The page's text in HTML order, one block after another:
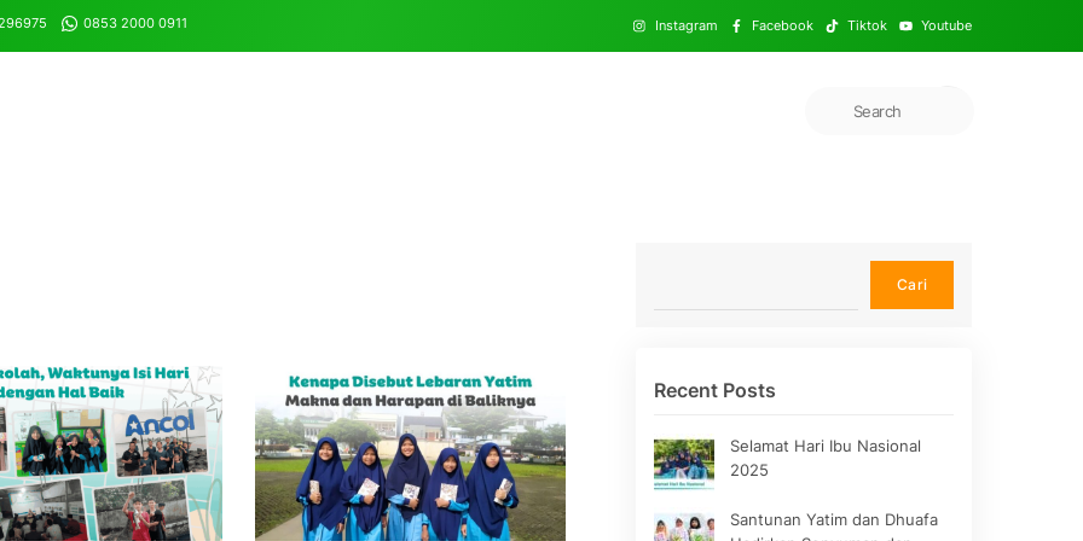
0853 2000 0911 Instagram Facebook Tiktok Youtube
Cari
Recent Posts
Selamat Hari Ibu Nasional
2025
Santunan Yatim dan Dhuafa